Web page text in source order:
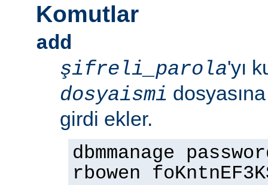
Komutlar
add
şifreli_parola'yı
dosyaismi
girdi ekler.
dbmmanage
rbowen